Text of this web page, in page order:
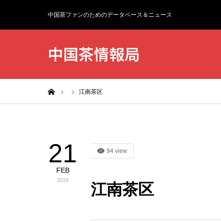
中国茶ファンのためのデータベース＆ニュース
中国茶情報局
江南茶区
21
FEB
2018
94 view
江南茶区